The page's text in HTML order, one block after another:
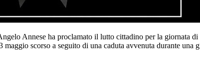
Annese ha proclamato il lutto cittadino per la giornata
scorso a seguito di una caduta avvenuta durante una